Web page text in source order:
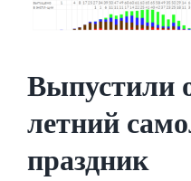
Larger
Выпустили
летний
праздник